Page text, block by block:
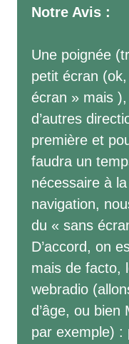
Notre Avis :
Une poignée
petit écran
écran » mais
d’autres
première et
faudra un
nécessaire à
navigation,
du « sans
D’accord, on
mais de facto,
webradio
d’âge, ou bien
par exemple) :